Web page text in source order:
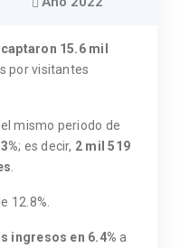
15.6 mil
por visitantes
mismo periodo de
; es decir, 2 mil 519
12.8%.
ingresos en 6.4% a